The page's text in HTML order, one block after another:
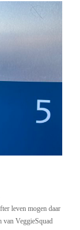
leven mogen daar
van VeggieSquad